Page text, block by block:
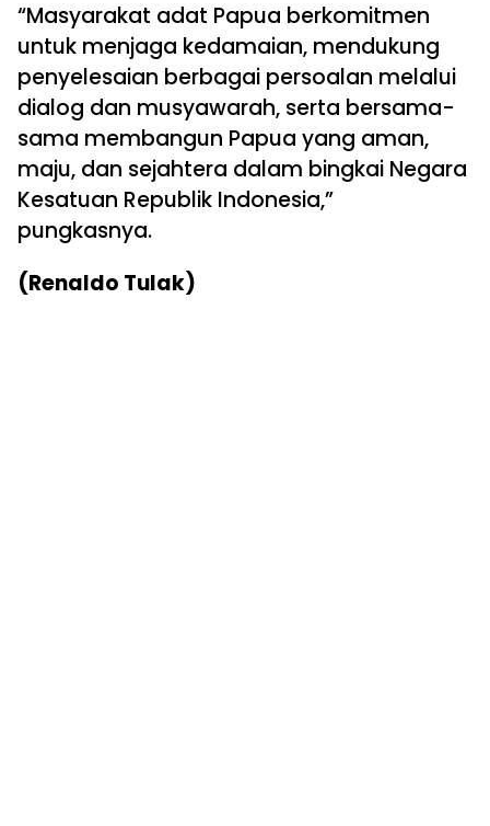
“Masyarakat adat Papua berkomitmen
untuk menjaga kedamaian, mendukung
penyelesaian berbagai persoalan melalui
dialog dan musyawarah, serta bersama-
sama membangun Papua yang aman,
maju, dan sejahtera dalam bingkai Negara
Kesatuan Republik Indonesia,”
pungkasnya.
(Renaldo Tulak)